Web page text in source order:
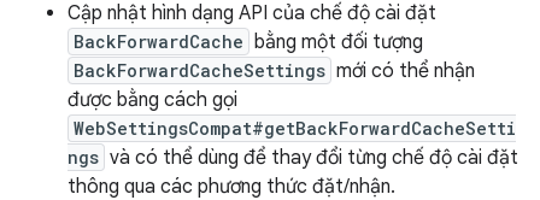
Cập nhật hình dạng API của chế độ cài đặt
BackForwardCache bằng một đối tượng
BackForwardCacheSettings mới có thể nhận
được bằng cách gọi
WebSettingsCompat#getBackForwardCacheSetti
ngs và có thể dùng để thay đổi từng chế độ cài đặt
thông qua các phương thức đặt/nhận.